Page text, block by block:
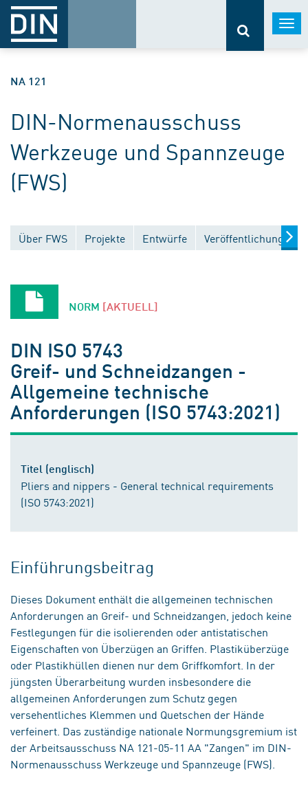
NA 121
DIN-Normenausschuss
Werkzeuge und Spannzeuge
(FWS)
Über FWS Projekte Entwürfe Veröffentlichungen
NORM [AKTUELL]
DIN ISO 5743
Greif- und Schneidzangen -
Allgemeine technische
Anforderungen (ISO 5743:2021)
Titel (englisch)
Pliers and nippers - General technical requirements
(ISO 5743:2021)
Einführungsbeitrag
Dieses Dokument enthält die allgemeinen technischen
Anforderungen an Greif- und Schneidzangen, jedoch keine
Festlegungen für die isolierenden oder antistatischen
Eigenschaften von Überzügen an Griffen. Plastiküberzüge
oder Plastikhüllen dienen nur dem Griffkomfort. In der
jüngsten Überarbeitung wurden insbesondere die
allgemeinen Anforderungen zum Schutz gegen
versehentliches Klemmen und Quetschen der Hände
verfeinert. Das zuständige nationale Normungsgremium ist
der Arbeitsausschuss NA 121-05-11 AA "Zangen" im DIN-
Normenausschuss Werkzeuge und Spannzeuge (FWS).